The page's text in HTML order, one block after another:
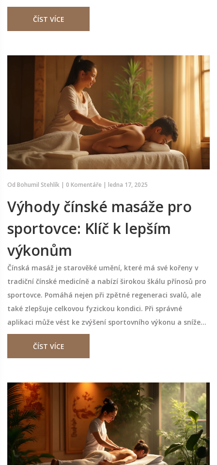
pomoct a jaký je rozdíl oproti klasické masáži. Možná vás
překvapí, jak rychle lze na sobě pozorovat změny.
ČÍST VÍCE
Od Bohumil Stehlík | 0 Komentáře | ledna 17, 2025
Výhody čínské masáže pro
sportovce: Klíč k lepším
výkonům
Čínská masáž je starověké umění, které má své kořeny v
tradiční čínské medicíně a nabízí širokou škálu přínosů pro
sportovce. Pomáhá nejen při zpětné regeneraci svalů, ale
také zlepšuje celkovou fyzickou kondici. Při správné
aplikaci může vést ke zvýšení sportovního výkonu a snížení
rizika zranění. V článku se dozvíte více o jejích metodách,
technikách a praktických radách, jak ji začlenit do vašeho
ČÍST VÍCE